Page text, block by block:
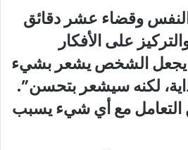
وقضاء عشر دقائق
على الأفكار
يجعل الشخص يشعر بشيء
لكنه سيشعر بتحسن”.
مع أي شيء يسبب